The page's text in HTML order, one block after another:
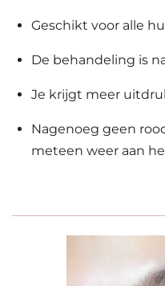
Geschikt voor alle
De behandeling is
Je krijgt meer
Nagenoeg geen
meteen weer aan